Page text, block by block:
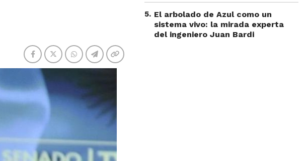
5. El arbolado de Azul como un
sistema vivo: la mirada experta
del ingeniero Juan Bardi